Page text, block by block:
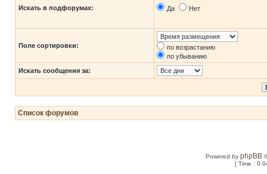
Искать в подфорумах: Да Нет
Поле сортировки:
по возрастанию
по убыванию
Искать сообщения за:
Список форумов
Powered byphpBB
[ Time :